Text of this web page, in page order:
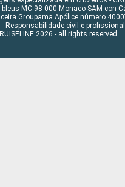
MC 98 000 Monaco SAM con
Groupama Apólice número
Responsabilidade civil e profissional
2026 - all rights reserved